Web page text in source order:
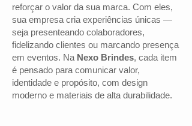
reforçar o valor da sua marca. Com eles,
sua empresa cria experiências únicas —
seja presenteando colaboradores,
fidelizando clientes ou marcando presença
em eventos. Na Nexo Brindes, cada item
é pensado para comunicar valor,
identidade e propósito, com design
moderno e materiais de alta durabilidade.